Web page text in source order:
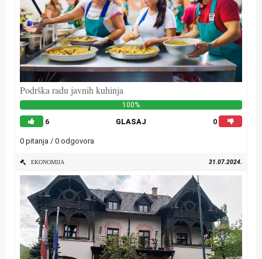
Podrška radu javnih kuhinja
100%
6 GLASAJ 0
0 pitanja / 0 odgovora
EKONOMIJA 31.07.2024.